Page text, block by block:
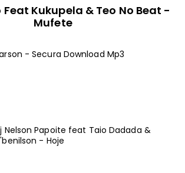
Kukupela & Teo No Beat -
Mufete
- Secura Download Mp3
Nelson Papoite feat Taio Dadada &
- Hoje